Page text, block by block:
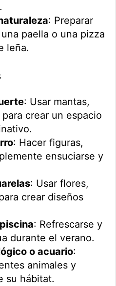
: Preparar
paella o una pizza
leña.
: Usar mantas,
crear un espacio
: Hacer figuras,
ensuciarse y
: Usar flores,
crear diseños
: Refrescarse y
durante el verano.
o acuario:
animales y
su hábitat.